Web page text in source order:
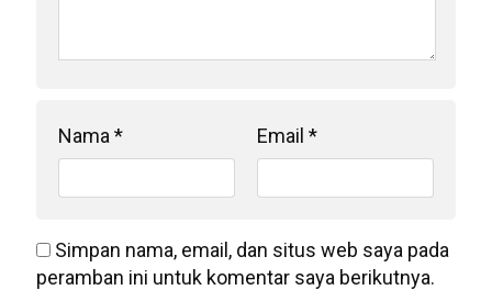
Nama * Email *
Simpan nama, email, dan situs web saya pada
peramban ini untuk komentar saya berikutnya.